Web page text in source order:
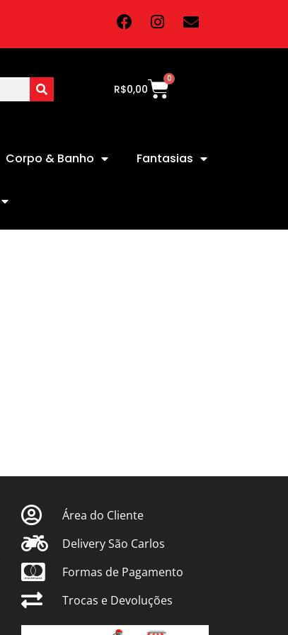
R$0,00
0
Corpo & Banho Fantasias
Área do Cliente
Delivery São Carlos
Formas de Pagamento
Trocas e Devoluções